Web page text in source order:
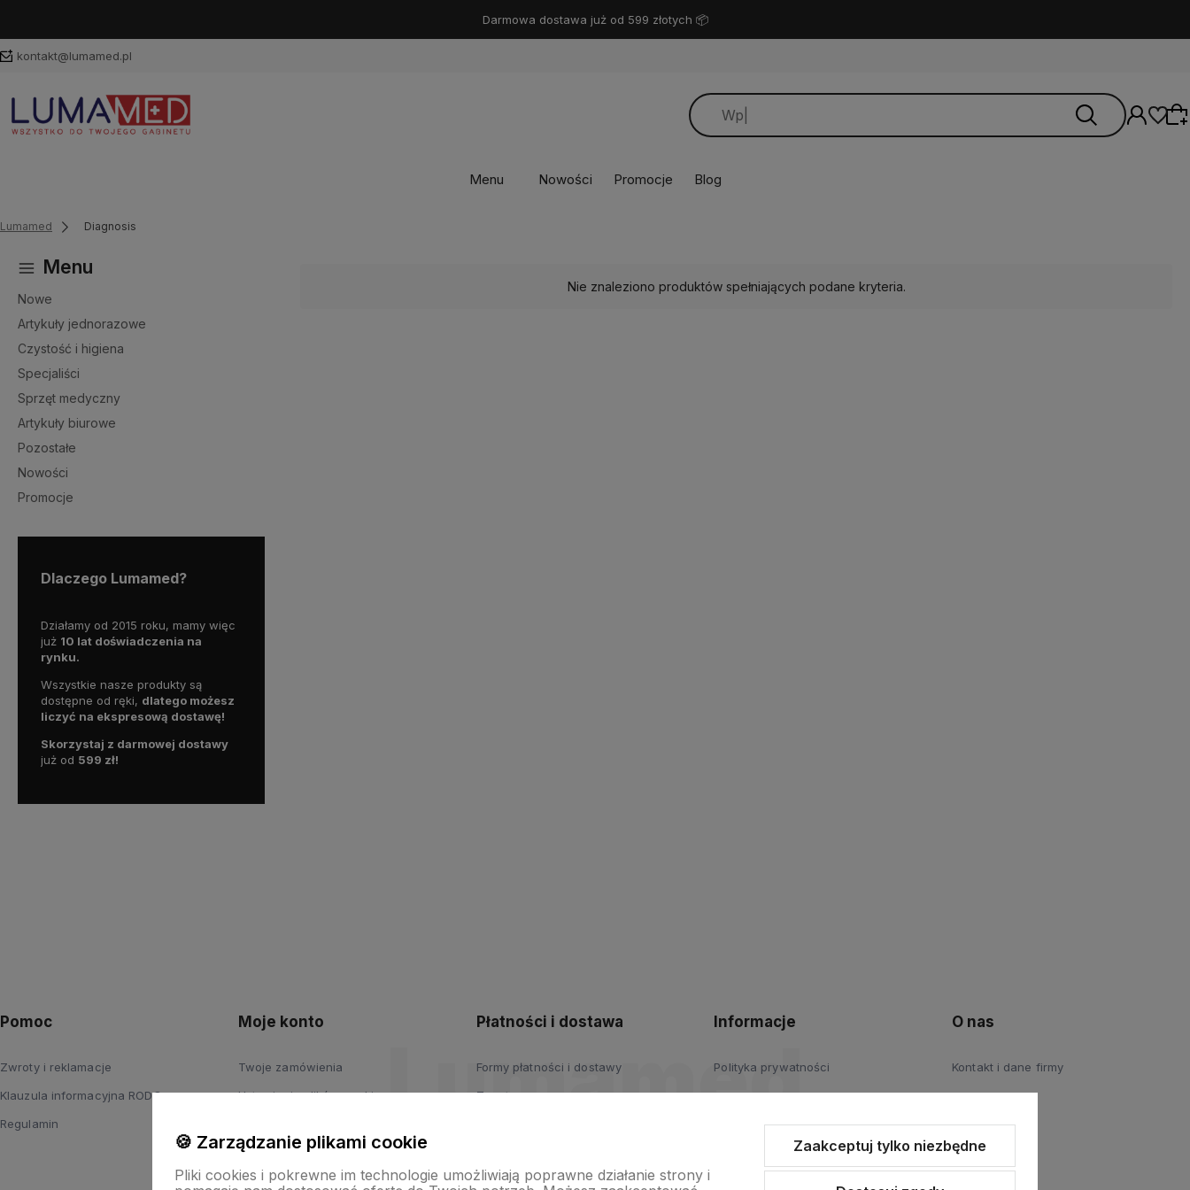
Darmowa dostawa już od 599 złotych 📦
kontakt@lumamed.pl
produkty do listy z poprzedniej sesji.
Menu Nowości Promocje Blog
Lumamed Diagnosis
Menu
Nowe
Artykuły jednorazowe
Czystość i higiena
Specjaliści
Sprzęt medyczny
Artykuły biurowe
Pozostałe
Nowości
Promocje
Dlaczego Lumamed?
Działamy od 2015 roku, mamy więc
już 10 lat doświadczenia na
rynku.
Wszystkie nasze produkty są
dostępne od ręki, dlatego możesz
liczyć na ekspresową dostawę!
Skorzystaj z darmowej dostawy
już od 599 zł!
Nie znaleziono produktów spełniających podane kryteria.
Pomoc
Zwroty i reklamacje
Klauzula informacyjna RODO
Regulamin
Moje konto
Twoje zamówienia
Ustawienia plików cookies
Przechowalnia
Płatności i dostawa
Formy płatności i dostawy
Zwroty
Informacje
Polityka prywatności
O nas
Kontakt i dane firmy
🍪 Zarządzanie plikami cookie
Pliki cookies i pokrewne im technologie umożliwiają poprawne działanie strony i
Zaakceptuj tylko niezbędne